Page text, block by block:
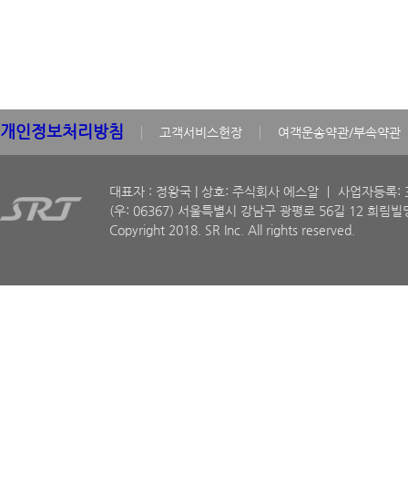
개인정보처리방침 고객서비스헌장 여객운송약관/부속약관
대표자 : 정왕국 | 상호: 주식회사 에스알 ㅣ 사업자등
(우: 06367) 서울특별시 강남구 광평로 56길 12 희림빌
Copyright 2018. SR Inc. All rights reserved.